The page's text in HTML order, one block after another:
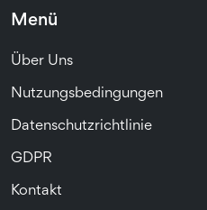
Menü
Über Uns
Nutzungsbedingungen
Datenschutzrichtlinie
GDPR
Kontakt